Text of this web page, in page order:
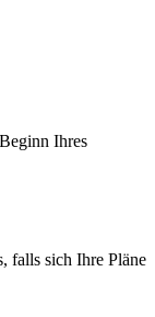
Ihres
falls sich Ihre Pläne